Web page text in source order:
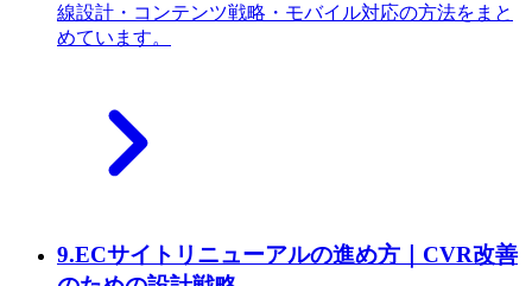
線設計・コンテンツ戦略・モバイル対応の方法をまと
めています。
9.ECサイトリニューアルの進め方｜CVR改善